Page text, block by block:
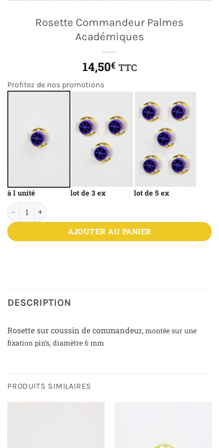
Rosette Commandeur Palmes
Académiques
14,50€ TTC
Profitez de nos promotions
à l unité lot de 3 ex
lot de 5 ex
quantité de Rosette Commandeur Palmes Académiques
AJOUTER AU PANIER
DESCRIPTION
Rosette sur coussin de commandeur, montée sur une
fixation pin’s, diamètre 6 mm
PRODUITS SIMILAIRES